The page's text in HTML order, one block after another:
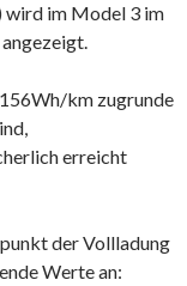
wird im Model 3 im
km zugrunde
erreicht
der Vollladung
Werte an: